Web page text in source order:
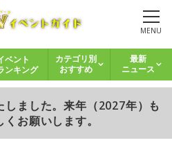
MENU
ベント
ンキング
カテゴリ別
おすすめ
最新
ニュース
ました。来年（2027年）も
お願いします。